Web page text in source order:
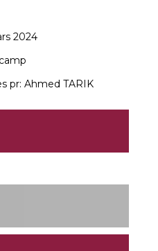
2024
pr: Ahmed TARIK